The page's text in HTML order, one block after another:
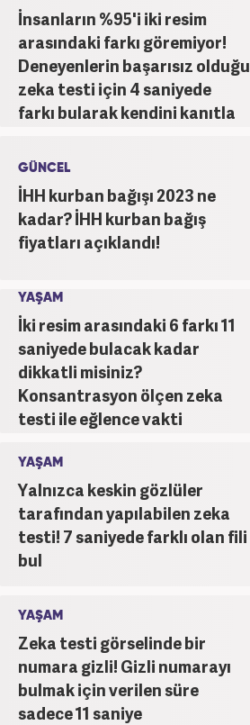
İnsanların %95'i iki resim
arasındaki farkı göremiyor!
Deneyenlerin başarısız olduğu
zeka testi için 4 saniyede
farkı bularak kendini kanıtla
GÜNCEL
İHH kurban bağışı 2023 ne
kadar? İHH kurban bağış
fiyatları açıklandı!
YAŞAM
İki resim arasındaki 6 farkı 11
saniyede bulacak kadar
dikkatli misiniz?
Konsantrasyon ölçen zeka
testi ile eğlence vakti
YAŞAM
Yalnızca keskin gözlüler
tarafından yapılabilen zeka
testi! 7 saniyede farklı olan fili
bul
YAŞAM
Zeka testi görselinde bir
numara gizli! Gizli numarayı
bulmak için verilen süre
sadece 11 saniye